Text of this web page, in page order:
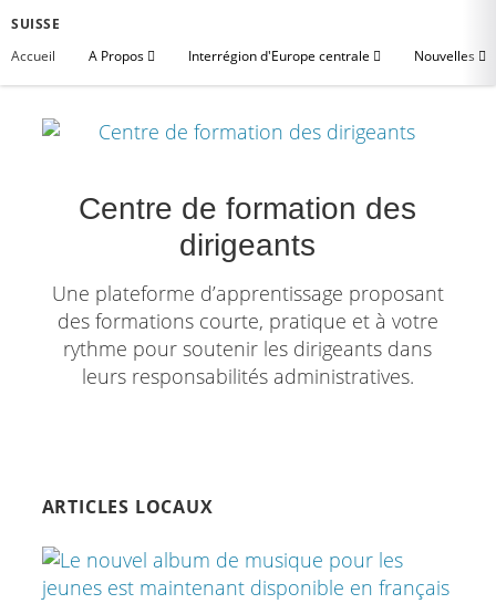
SUISSE
Accueil
A Propos Interrégion d'Europe centrale Nouvelles
Centre de formation des
dirigeants
Une plateforme d’apprentissage proposant
des formations courte, pratique et à votre
rythme pour soutenir les dirigeants dans
leurs responsabilités administratives.
ARTICLES LOCAUX